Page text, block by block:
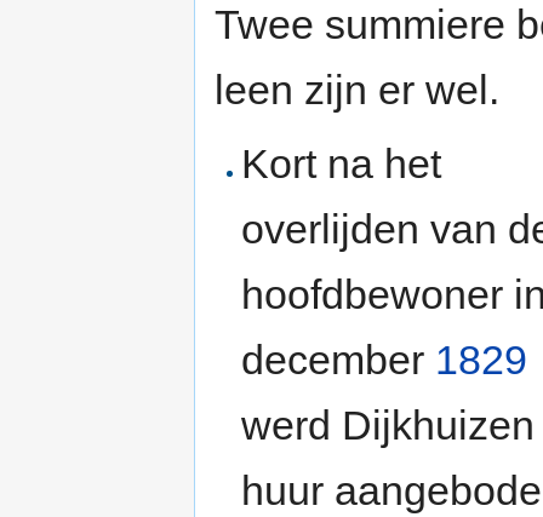
Twee summiere
leen zijn er wel.
Kort na het
overlijden van
hoofdbewoner
december 1829
werd Dijkhuizen
huur